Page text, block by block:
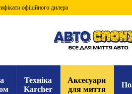
офіційного дилера
Техніка
Karcher
Аксесуари
для миття